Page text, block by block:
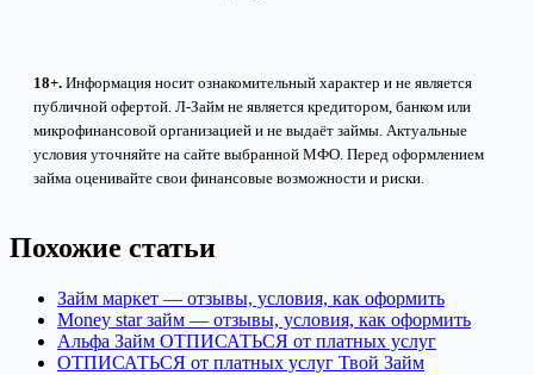
18+. Информация носит ознакомительный характер и не является
публичной офертой. Л-Займ не является кредитором, банком или
микрофинансовой организацией и не выдаёт займы. Актуальные
условия уточняйте на сайте выбранной МФО. Перед оформлением
займа оценивайте свои финансовые возможности и риски.
Похожие статьи
Займ маркет — отзывы, условия, как оформить
Money star займ — отзывы, условия, как оформить
Альфа Займ ОТПИСАТЬСЯ от платных услуг
ОТПИСАТЬСЯ от платных услуг Твой Займ